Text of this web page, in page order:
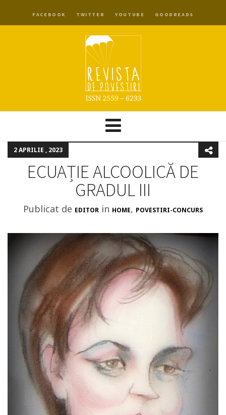
FACEBOOK TWITTER YOUTUBE GOODREADS
2 APRILIE , 2023
ECUAȚIE ALCOOLICĂ DE
GRADUL III
Publicat de EDITOR in HOME, POVESTIRI-CONCURS